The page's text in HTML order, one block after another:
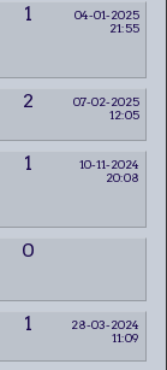
1
04-01-2025
21:55
2
07-02-2025
12:05
1
10-11-2024
20:08
0
1
28-03-2024
11:09